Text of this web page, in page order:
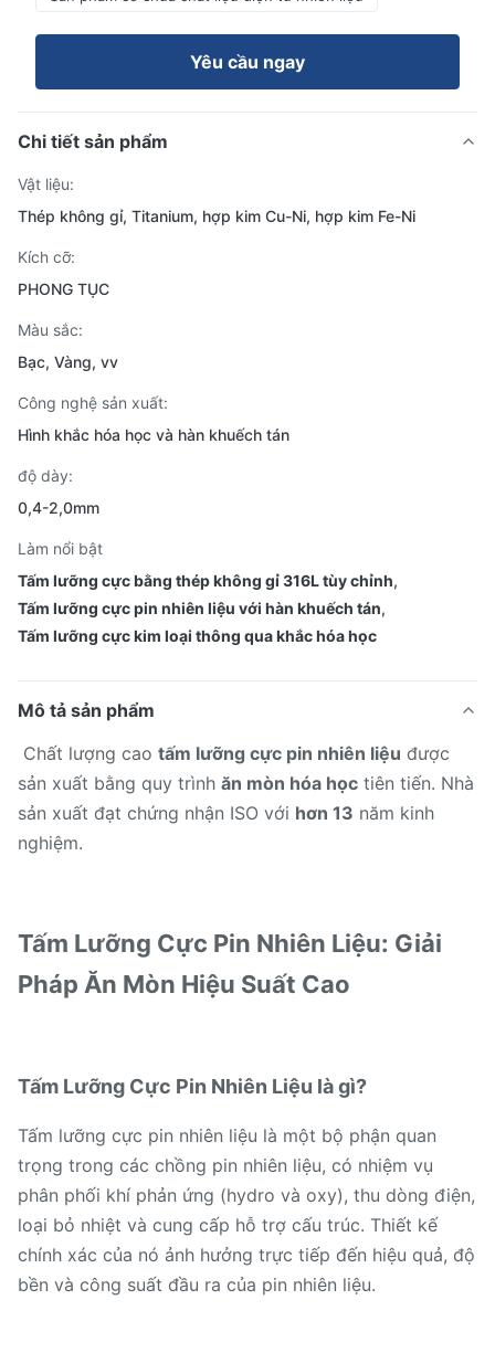
Yêu cầu ngay
Chi tiết sản phẩm
Vật liệu:
Thép không gỉ, Titanium, hợp kim Cu-Ni, hợp kim Fe-Ni
Kích cỡ:
PHONG TỤC
Màu sắc:
Bạc, Vàng, vv
Công nghệ sản xuất:
Hình khắc hóa học và hàn khuếch tán
độ dày:
0,4-2,0mm
Làm nổi bật
Tấm lưỡng cực bằng thép không gỉ 316L tùy chỉnh,
Tấm lưỡng cực pin nhiên liệu với hàn khuếch tán,
Tấm lưỡng cực kim loại thông qua khắc hóa học
Mô tả sản phẩm
Chất lượng cao tấm lưỡng cực pin nhiên liệu được
sản xuất bằng quy trình ăn mòn hóa học tiên tiến. Nhà
sản xuất đạt chứng nhận ISO với hơn 13 năm kinh
nghiệm.
Tấm Lưỡng Cực Pin Nhiên Liệu: Giải
Pháp Ăn Mòn Hiệu Suất Cao
Tấm Lưỡng Cực Pin Nhiên Liệu là gì?
Tấm lưỡng cực pin nhiên liệu là một bộ phận quan
trọng trong các chồng pin nhiên liệu, có nhiệm vụ
phân phối khí phản ứng (hydro và oxy), thu dòng điện,
loại bỏ nhiệt và cung cấp hỗ trợ cấu trúc. Thiết kế
chính xác của nó ảnh hưởng trực tiếp đến hiệu quả, độ
bền và công suất đầu ra của pin nhiên liệu.